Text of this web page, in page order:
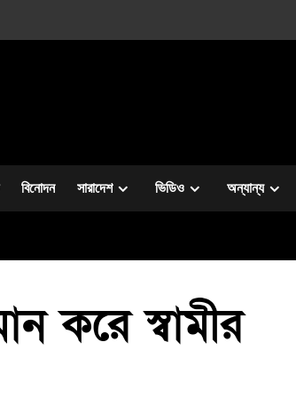
বিনোদন সারাদেশ ভিডিও অন্যান্য
করে স্বামীর